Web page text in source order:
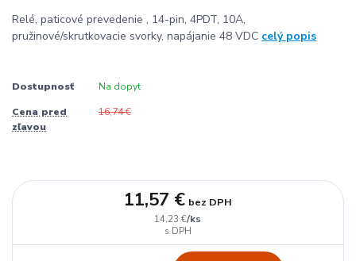
Relé, paticové prevedenie , 14-pin, 4PDT, 10A,
pružinové/skrutkovacie svorky, napájanie 48 VDC celý popis
Dostupnosť Na dopyt
Cena pred
zľavou
16,74 €
14,23 €/ks
11,57 € bez DPH